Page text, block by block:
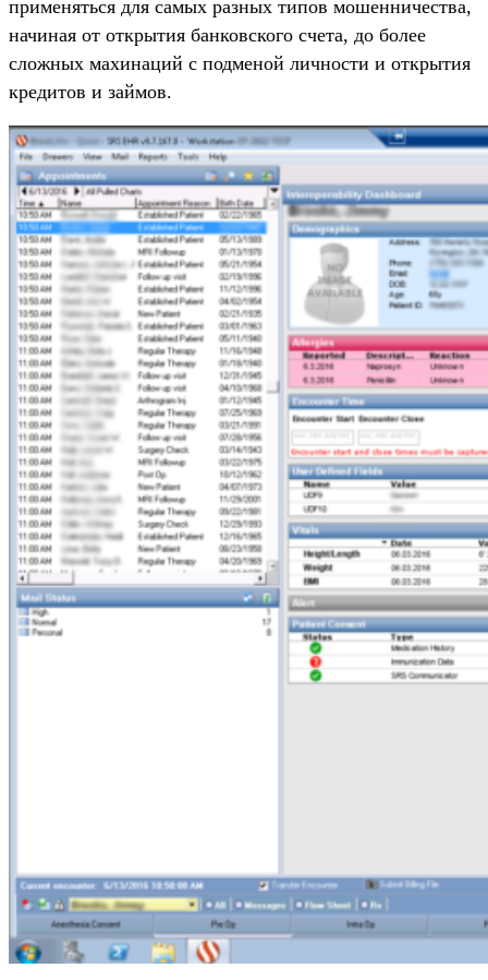
применяться для самых разных типов мошенничества,
начиная от открытия банковского счета, до более
сложных махинаций с подменой личности и открытия
кредитов и займов.